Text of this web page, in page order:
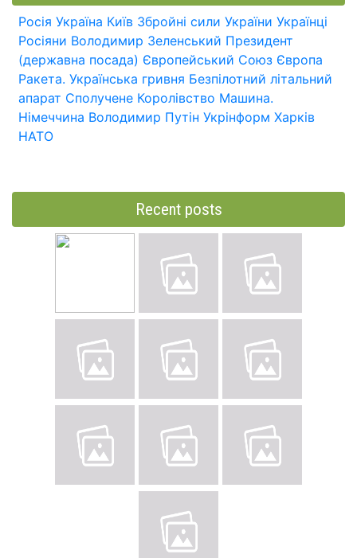
Росія Україна Київ Збройні сили України Українці
Росіяни Володимир Зеленський Президент
(державна посада) Європейський Союз Європа
Ракета. Українська гривня Безпілотний літальний
апарат Сполучене Королівство Машина.
Німеччина Володимир Путін Укрінформ Харків
НАТО
Recent posts